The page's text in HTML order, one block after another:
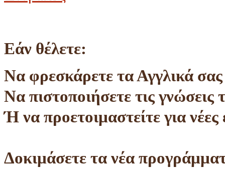
Εάν θέλετε:
Να φρεσκάρετε τα Αγγλικά
Να πιστοποιήσετε τις
Ή να προετοιμαστείτε για νέες
Δοκιμάσετε τα νέα